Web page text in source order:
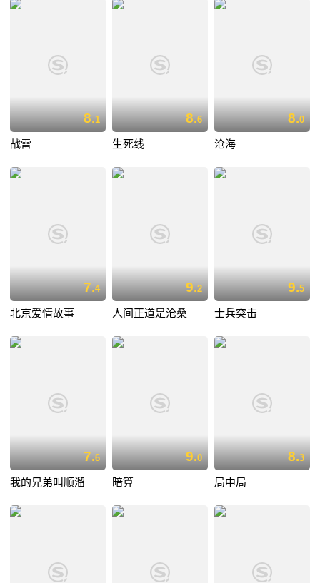
8.1
战雷
8.6
生死线
8.0
沧海
7.4
北京爱情故事
9.2
人间正道是沧桑
9.5
士兵突击
7.6
我的兄弟叫顺溜
9.0
暗算
8.3
局中局